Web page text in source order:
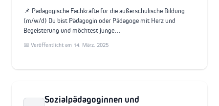
📌 Pädagogische Fachkräfte für die außerschulische Bildung
(m/w/d) Du bist Pädagogin oder Pädagoge mit Herz und
Begeisterung und möchtest junge…
📅 Veröffentlicht am 14. März. 2025
Sozialpädagoginnen und